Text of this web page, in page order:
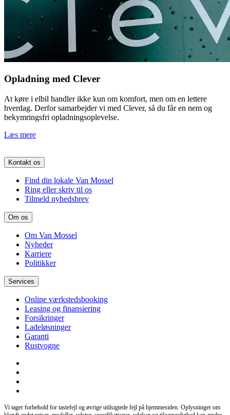
Opladning med Clever
At køre i elbil handler ikke kun om komfort, men om en lettere
hverdag. Derfor samarbejder vi med Clever, så du får en nem og
bekymringsfri opladningsoplevelse.
Læs mere
Kontakt os
Find din lokale Van Mossel
Ring eller skriv til os
Tilmeld nyhedsbrev
Om os
Om Van Mossel
Nyheder
Karriere
Politikker
Services
Online værkstedsbooking
Leasing og finansiering
Forsikringer
Ladeløsninger
Garanti
Rustvogne
Vi tager forbehold for tastefejl og øvrige utilsigtede fejl på hjemmesiden. Oplysninger om